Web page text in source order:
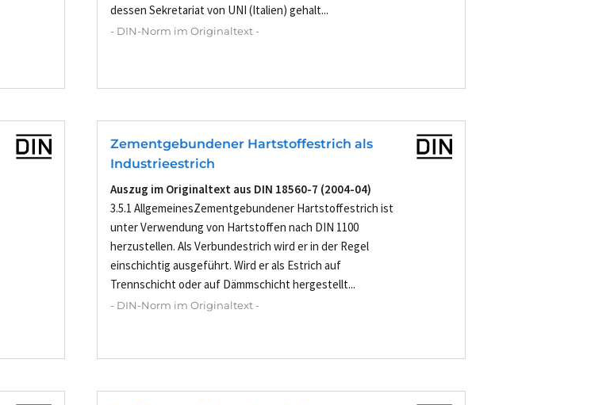
dessen Sekretariat von UNI (Italien) gehalt...
- DIN-Norm im Originaltext -
Zementgebundener Hartstoffestrich als
Industrieestrich
Auszug im Originaltext aus DIN 18560-7 (2004-04)
3.5.1 AllgemeinesZementgebundener Hartstoffestrich ist
unter Verwendung von Hartstoffen nach DIN 1100
herzustellen. Als Verbundestrich wird er in der Regel
einschichtig ausgeführt. Wird er als Estrich auf
Trennschicht oder auf Dämmschicht hergestellt...
- DIN-Norm im Originaltext -